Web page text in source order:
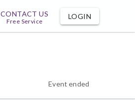
CONTACT US
Free Service
LOGIN
Event ended